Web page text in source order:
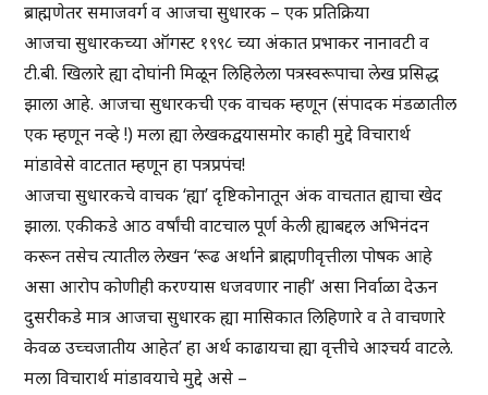
ब्राह्मणेतर समाजवर्ग व आजचा सुधारक – एक प्रतिक्रिया
आजचा सुधारकच्या ऑगस्ट १९९८ च्या अंकात प्रभाकर नानावटी व
टी.बी. खिलारे ह्या दोघांनी मिळून लिहिलेला पत्रस्वरूपाचा लेख प्रसिद्ध
झाला आहे. आजचा सुधारकची एक वाचक म्हणून (संपादक मंडळातील
एक म्हणून नव्हे !) मला ह्या लेखकद्वयासमोर काही मुद्दे विचारार्थ
मांडावेसे वाटतात म्हणून हा पत्रप्रपंच!
आजचा सुधारकचे वाचक ‘ह्या’ दृष्टिकोनातून अंक वाचतात ह्याचा खेद
झाला. एकीकडे आठ वर्षांची वाटचाल पूर्ण केली ह्याबद्दल अभिनंदन
करून तसेच त्यातील लेखन ‘रूढ अर्थाने ब्राह्मणीवृत्तीला पोषक आहे
असा आरोप कोणीही करण्यास धजवणार नाही’ असा निर्वाळा देऊन
दुसरीकडे मात्र आजचा सुधारक ह्या मासिकात लिहिणारे व ते वाचणारे
केवळ उच्चजातीय आहेत’ हा अर्थ काढायचा ह्या वृत्तीचे आश्चर्य वाटले.
मला विचारार्थ मांडावयाचे मुद्दे असे –